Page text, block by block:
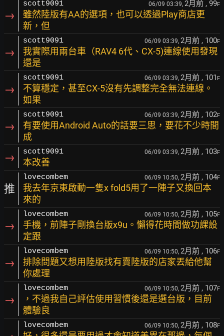
→
scott9091 06/09 03:39, 2月前 , 99F
雖然陸版有AA的選項，也可以透過Play商店更
新，但
→
scott9091 06/09 03:39, 2月前 , 100F
我實際用兩台車（RAV4 6代、CX-5)連線使用發現
還是
→
scott9091 06/09 03:39, 2月前 , 101 F
不算穩定，甚至CX-5沒有先調整完全無法連線。
如果
→
scott9091 06/09 03:39, 2月前 , 102F
有要使用Android Auto的話要三思，要花不少時間
成
→ scott9091 06/09 03:39, 2月前 , 103F
本改善
推
lovecombem 06/09 10:50, 2月前 , 104F
我去年京東啟動一隻x fold5用了一陣子又換回本
來的
→
lovecombem 06/09 10:50, 2月前 , 105F
手機，前陣子剛換台版x9u。懶得花時間做功課設
定跟
→
lovecombem 06/09 10:50, 2月前 , 106F
排除問題又想用陸版找有賣陸版的店家丟給他幫
你處理
→
lovecombem 06/09 10:50, 2月前 , 107F
，不過我自己評估使用習慣後還是選台版，目前
體驗良
lovecombem 06/09 10:50, 2月前 , 108F